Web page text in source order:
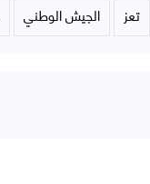
تعز الجيش الوطني